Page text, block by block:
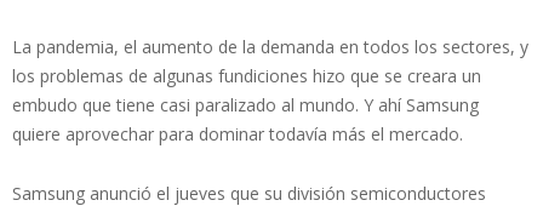
La pandemia, el aumento de la demanda en todos los sectores, y
los problemas de algunas fundiciones hizo que se creara un
embudo que tiene casi paralizado al mundo. Y ahí Samsung
quiere aprovechar para dominar todavía más el mercado.
Samsung anunció el jueves que su división semiconductores